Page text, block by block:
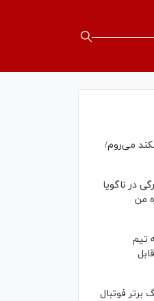
تاشکند می‌روم/
در ناگویا
من
تیم
فوتبال